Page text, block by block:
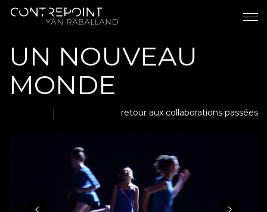
UN NOUVEAU
MONDE
retour aux collaborations passées